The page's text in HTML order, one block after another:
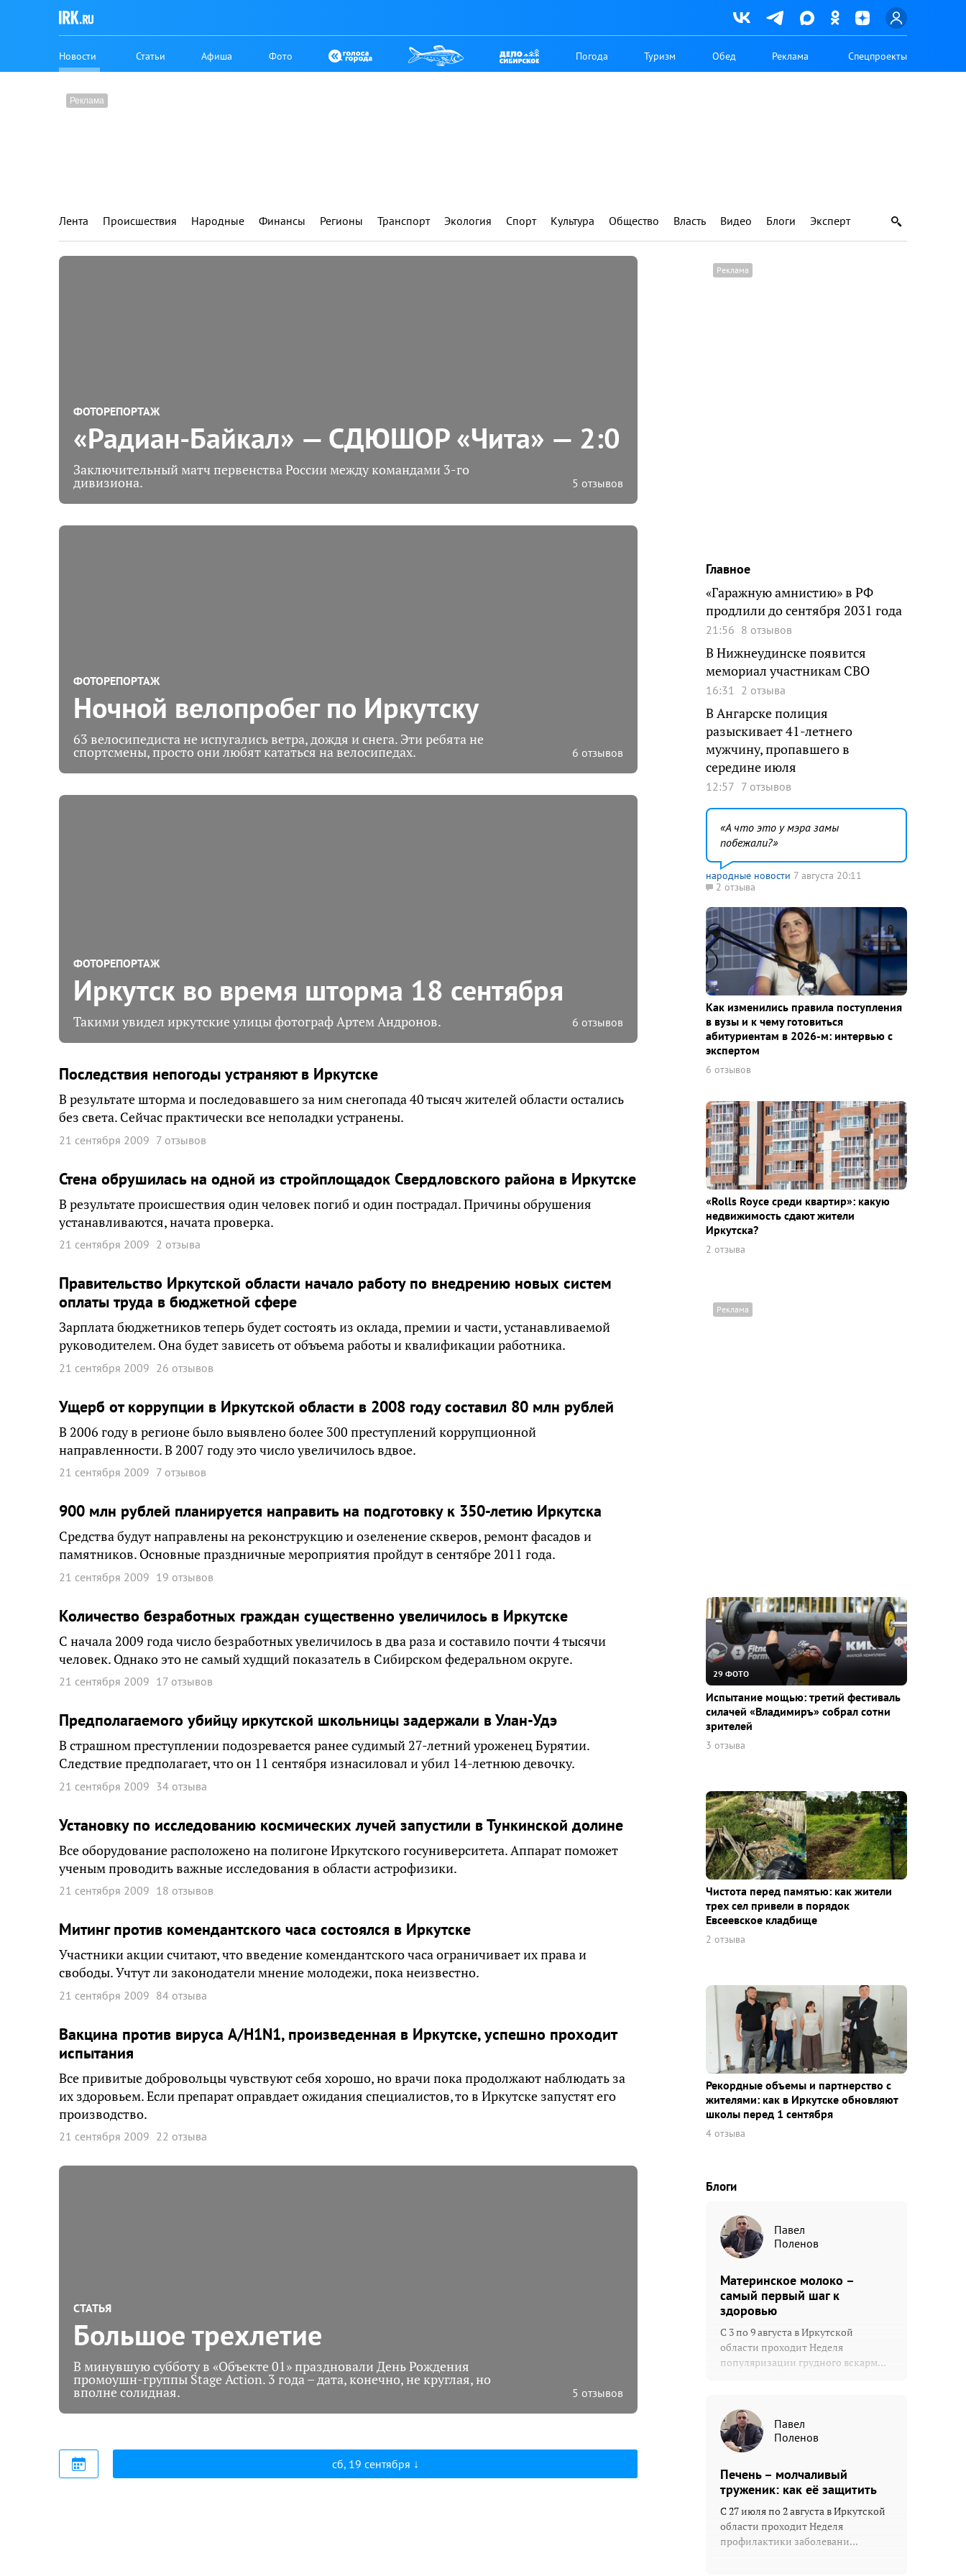
Новости Статьи Афиша Фото Погода Туризм Обед Реклама Спецпроекты
Лента Происшествия Народные Финансы Регионы Транспорт Экология Спорт Культура Общество Власть Видео Блоги Эксперт
ФОТОРЕПОРТАЖ
«Радиан-Байкал» — СДЮШОР «Чита» — 2:0
Заключительный матч первенства России между командами 3-го
дивизиона. 5 отзывов
ФОТОРЕПОРТАЖ
Ночной велопробег по Иркутску
63 велосипедиста не испугались ветра, дождя и снега. Эти ребята не
спортсмены, просто они любят кататься на велосипедах. 6 отзывов
ФОТОРЕПОРТАЖ
Иркутск во время шторма 18 сентября
Такими увидел иркутские улицы фотограф Артем Андронов. 6 отзывов
Последствия непогоды устраняют в Иркутске
В результате шторма и последовавшего за ним снегопада 40 тысяч жителей области остались
без света. Сейчас практически все неполадки устранены.
21 сентября 2009 7 отзывов
Стена обрушилась на одной из стройплощадок Свердловского района в Иркутске
В результате происшествия один человек погиб и один пострадал. Причины обрушения
устанавливаются, начата проверка.
21 сентября 2009 2 отзыва
Правительство Иркутской области начало работу по внедрению новых систем
оплаты труда в бюджетной сфере
Зарплата бюджетников теперь будет состоять из оклада, премии и части, устанавливаемой
руководителем. Она будет зависеть от объъема работы и квалификации работника.
21 сентября 2009 26 отзывов
Ущерб от коррупции в Иркутской области в 2008 году составил 80 млн рублей
В 2006 году в регионе было выявлено более 300 преступлений коррупционной
направленности. В 2007 году это число увеличилось вдвое.
21 сентября 2009 7 отзывов
900 млн рублей планируется направить на подготовку к 350-летию Иркутска
Средства будут направлены на реконструкцию и озеленение скверов, ремонт фасадов и
памятников. Основные праздничные мероприятия пройдут в сентябре 2011 года.
21 сентября 2009 19 отзывов
Количество безработных граждан существенно увеличилось в Иркутске
С начала 2009 года число безработных увеличилось в два раза и составило почти 4 тысячи
человек. Однако это не самый худщий показатель в Сибирском федеральном округе.
21 сентября 2009 17 отзывов
Предполагаемого убийцу иркутской школьницы задержали в Улан-Удэ
В страшном преступлении подозревается ранее судимый 27-летний уроженец Бурятии.
Следствие предполагает, что он 11 сентября изнасиловал и убил 14-летнюю девочку.
21 сентября 2009 34 отзыва
Установку по исследованию космических лучей запустили в Тункинской долине
Все оборудование расположено на полигоне Иркутского госуниверситета. Аппарат поможет
ученым проводить важные исследования в области астрофизики.
21 сентября 2009 18 отзывов
Митинг против комендантского часа состоялся в Иркутске
Участники акции считают, что введение комендантского часа ограничивает их права и
свободы. Учтут ли законодатели мнение молодежи, пока неизвестно.
21 сентября 2009 84 отзыва
Вакцина против вируса A/H1N1, произведенная в Иркутске, успешно проходит
испытания
Все привитые добровольцы чувствуют себя хорошо, но врачи пока продолжают наблюдать за
их здоровьем. Если препарат оправдает ожидания специалистов, то в Иркутске запустят его
производство.
21 сентября 2009 22 отзыва
СТАТЬЯ
Большое трехлетие
В минувшую субботу в «Объекте 01» праздновали День Рождения
промоушн-группы Stage Action. 3 года – дата, конечно, не круглая, но
вполне солидная. 5 отзывов
сб, 19 сентября
Главное
«Гаражную амнистию» в РФ
продлили до сентября 2031 года
21:56 8 отзывов
В Нижнеудинске появится
мемориал участникам СВО
16:31 2 отзыва
В Ангарске полиция
разыскивает 41-летнего
мужчину, пропавшего в
середине июля
12:57 7 отзывов
А что это у мэра замы
побежали?
народные новости 7 августа 20:11
2 отзыва
Как изменились правила поступления
в вузы и к чему готовиться
абитуриентам в 2026-м: интервью с
экспертом
6 отзывов
«Rolls Royce среди квaртир»: какую
недвижимость сдают жители
Иркутска?
2 отзыва
29 ФОТО
Испытание мощью: третий фестиваль
силачей «Владимиръ» собрал сотни
зрителей
3 отзыва
Чистота перед памятью: как жители
трех сел привели в порядок
Евсеевское кладбище
2 отзыва
Рекордные объемы и партнерство с
жителями: как в Иркутске обновляют
школы перед 1 сентября
4 отзыва
Блоги
Павел
Поленов
Материнское молоко –
самый первый шаг к
здоровью
С 3 по 9 августа в Иркутской
области проходит Неделя
популяризации грудного вскарм...
Павел
Поленов
Печень – молчаливый
труженик: как её защитить
С 27 июля по 2 августа в Иркутской
области проходит Неделя
профилактики заболевани...